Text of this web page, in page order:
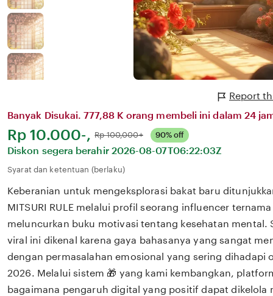
Report
Banyak Disukai. 777,88 K orang membeli ini dalam 24
Harga:
Rp 10.000-, Normal:
Rp 100,000+ 90% off
Diskon segera berahir 2026-08-07T06:22:03Z
Syarat dan ketentuan (berlaku)
Keberanian untuk mengeksplorasi bakat baru
MITSURI RULE melalui profil seorang influencer
meluncurkan buku motivasi tentang kesehatan mental.
viral ini dikenal karena gaya bahasanya yang sangat
dengan permasalahan emosional yang sering dihadapi
2026. Melalui sistem 🎁 yang kami kembangkan,
bagaimana pengaruh digital yang positif dapat dikelola